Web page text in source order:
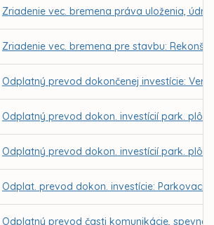
Zriadenie vec. bremena práva uloženia,
Zriadenie vec. bremena pre stavbu:
Odplatný prevod dokončenej investície:
Odplatný prevod dokon. investícií park.
Odplatný prevod dokon. investícií park.
Odplat. prevod dokon. investície:
Odplatný prevod časti komunikácie,